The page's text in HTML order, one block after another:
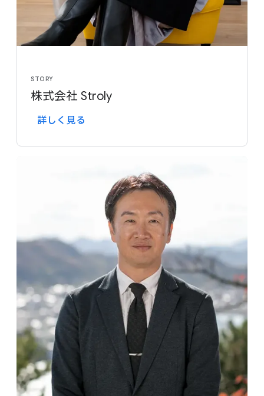
STORY
株式会社 Stroly
詳しく​見る